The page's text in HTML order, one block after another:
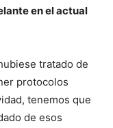
en el actual
tratado de
protocolos
tenemos que
de esos